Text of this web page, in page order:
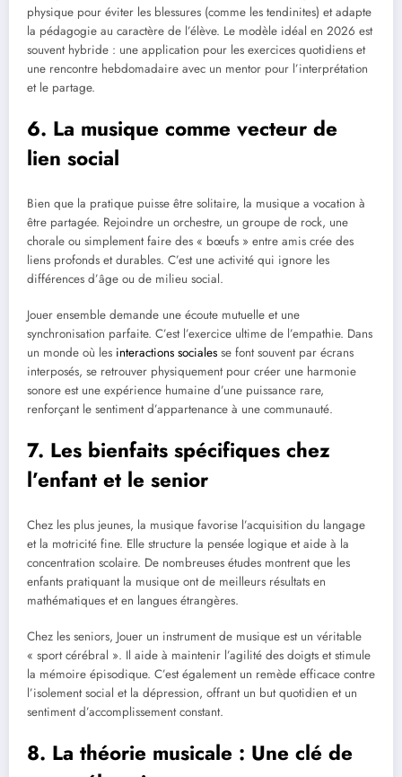
physique pour éviter les blessures (comme les tendinites) et adapte
la pédagogie au caractère de l’élève. Le modèle idéal en 2026 est
souvent hybride : une application pour les exercices quotidiens et
une rencontre hebdomadaire avec un mentor pour l’interprétation
et le partage.
6. La musique comme vecteur de
lien social
Bien que la pratique puisse être solitaire, la musique a vocation à
être partagée. Rejoindre un orchestre, un groupe de rock, une
chorale ou simplement faire des « bœufs » entre amis crée des
liens profonds et durables. C’est une activité qui ignore les
différences d’âge ou de milieu social.
Jouer ensemble demande une écoute mutuelle et une
synchronisation parfaite. C’est l’exercice ultime de l’empathie. Dans
un monde où les interactions sociales se font souvent par écrans
interposés, se retrouver physiquement pour créer une harmonie
sonore est une expérience humaine d’une puissance rare,
renforçant le sentiment d’appartenance à une communauté.
7. Les bienfaits spécifiques chez
l’enfant et le senior
Chez les plus jeunes, la musique favorise l’acquisition du langage
et la motricité fine. Elle structure la pensée logique et aide à la
concentration scolaire. De nombreuses études montrent que les
enfants pratiquant la musique ont de meilleurs résultats en
mathématiques et en langues étrangères.
Chez les seniors, Jouer un instrument de musique est un véritable
« sport cérébral ». Il aide à maintenir l’agilité des doigts et stimule
la mémoire épisodique. C’est également un remède efficace contre
l’isolement social et la dépression, offrant un but quotidien et un
sentiment d’accomplissement constant.
8. La théorie musicale : Une clé de